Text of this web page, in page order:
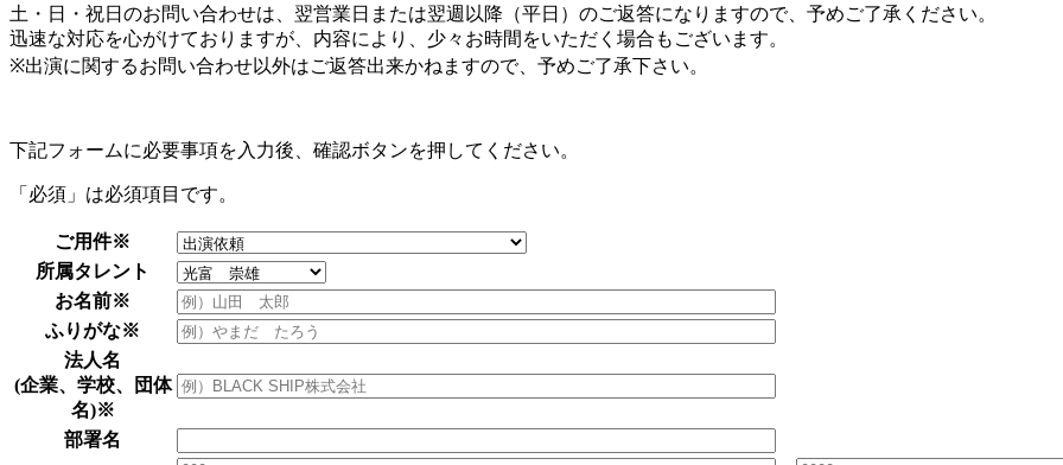
土・日・祝日のお問い合わせは、翌営業日または翌週以降（平日）のご返答になりますので、予めご了承ください。
迅速な対応を心がけておりますが、内容により、少々お時間をいただく場合もございます。
※出演に関するお問い合わせ以外はご返答出来かねますので、予めご了承下さい。
下記フォームに必要事項を入力後、確認ボタンを押してください。
「必須」は必須項目です。
ご用件※
所属タレント
お名前※
ふりがな※
法人名
(企業、学校、団体
名)※
部署名